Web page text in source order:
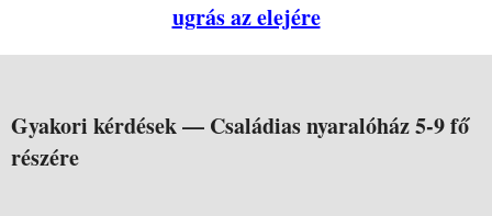
ugrás az elejére
Gyakori kérdések — Családias nyaralóház 5-9 fő
részére